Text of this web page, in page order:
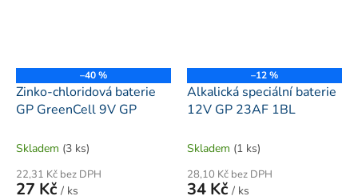
–40 %
Zinko-chloridová baterie
GP GreenCell 9V GP
Skladem (3 ks)
22,31 Kč bez DPH
27 Kč / ks
–12 %
Alkalická speciální baterie
12V GP 23AF 1BL
Skladem (1 ks)
28,10 Kč bez DPH
34 Kč / ks